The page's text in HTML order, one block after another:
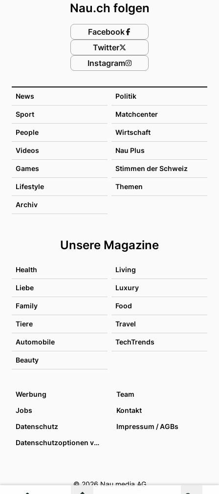
News Politik
Sport Matchcenter
People Wirtschaft
Videos Nau Plus
Games Stimmen der Schweiz
Lifestyle Themen
Archiv
Unsere Magazine
Health Living
Liebe Luxury
Family Food
Tiere Travel
Automobile TechTrends
Beauty
Nau.ch folgen
Facebook
Twitter
Instagram
Werbung
Team
Jobs
Kontakt
Datenschutz
Impressum / AGBs
Datenschutzoptionen verwalten
© 2026 Nau media AG